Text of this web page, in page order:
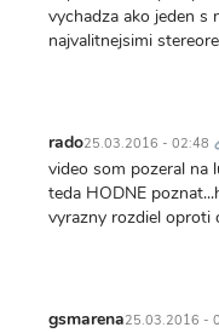
vychadza ako jeden s
najvalitnejsimi
rado25.03.2016 - 02:48
video som pozeral na
teda HODNE
vyrazny rozdiel oproti
gsmarena25.03.2016 -